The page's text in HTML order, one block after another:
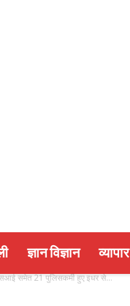
ज्ञान विज्ञान व्यापार
समेत 21 पुलिसकर्मी हुए इधर से...